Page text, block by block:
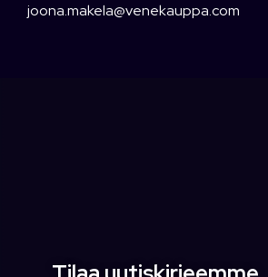
joona.makela@venekauppa.com